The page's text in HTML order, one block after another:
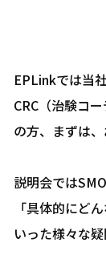
EPLinkでは当
CRC（治験コ
の方、まずは
説明会では
「具体的にど
いった様々な